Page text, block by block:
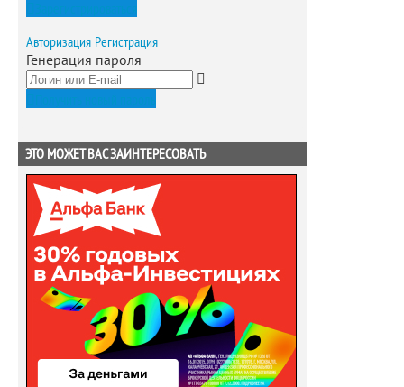
Авторизация Регистрация
Генерация пароля
ЭТО МОЖЕТ ВАС ЗАИНТЕРЕСОВАТЬ